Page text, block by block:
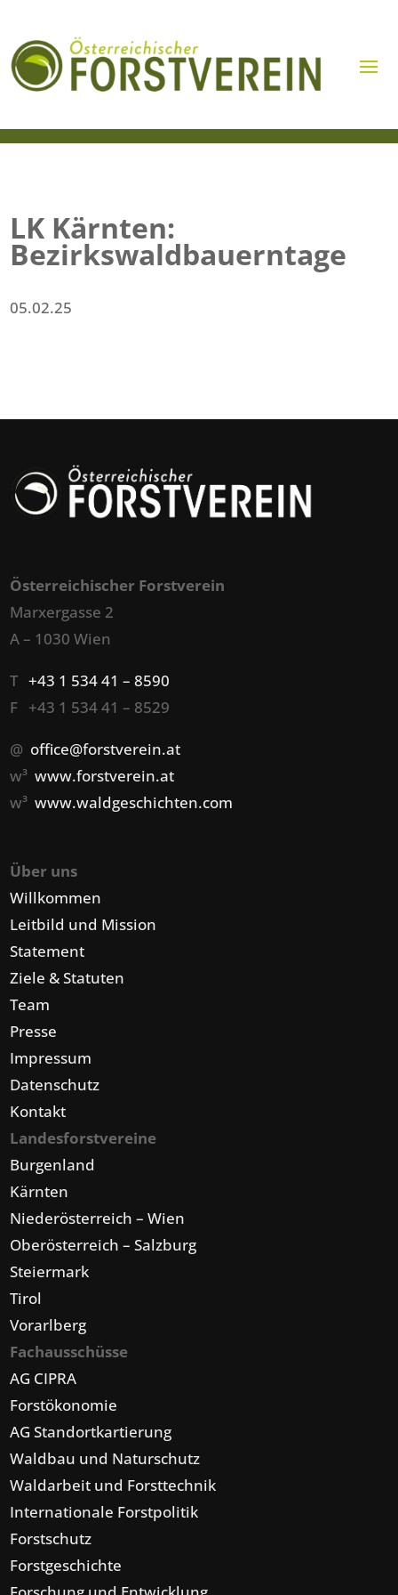
LK Kärnten:
Bezirkswaldbauerntage
05.02.25
Österreichischer Forstverein
Marxergasse 2
A – 1030 Wien
T+43 1 534 41 – 8590
F +43 1 534 41 – 8529
@ office@forstverein.at
w³www.forstverein.at
w³www.waldgeschichten.com
Über uns
Willkommen
Leitbild und Mission
Statement
Ziele & Statuten
Team
Presse
Impressum
Datenschutz
Kontakt
Landesforstvereine
Burgenland
Kärnten
Niederösterreich – Wien
Oberösterreich – Salzburg
Steiermark
Tirol
Vorarlberg
Fachausschüsse
AG CIPRA
Forstökonomie
AG Standortkartierung
Waldbau und Naturschutz
Waldarbeit und Forsttechnik
Internationale Forstpolitik
Forstschutz
Forstgeschichte